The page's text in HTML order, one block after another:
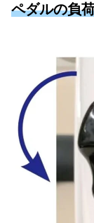
ペダルの負